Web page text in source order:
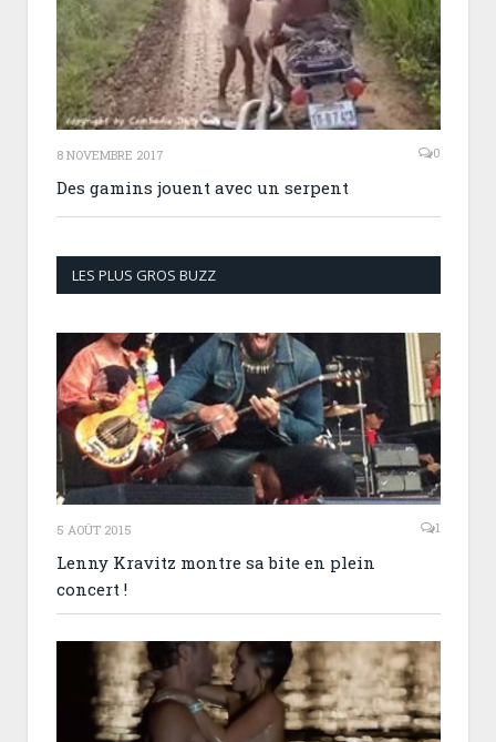
8 NOVEMBRE 2017 0
Des gamins jouent avec un serpent
LES PLUS GROS BUZZ
5 AOÛT 2015 1
Lenny Kravitz montre sa bite en plein
concert !